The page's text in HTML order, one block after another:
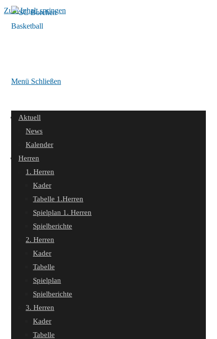
Zum Inhalt springen
Menü Schließen
Aktuell
News
Kalender
Herren
1. Herren
Kader
Tabelle 1.Herren
Spielplan 1. Herren
Spielberichte
2. Herren
Kader
Tabelle
Spielplan
Spielberichte
3. Herren
Kader
Tabelle